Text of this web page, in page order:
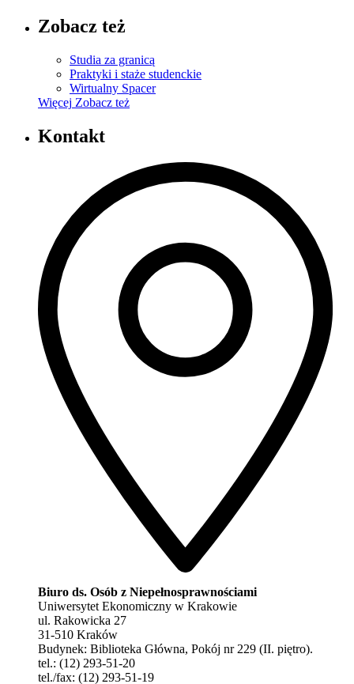
Zobacz też
Studia za granicą
Praktyki i staże studenckie
Wirtualny Spacer
Więcej Zobacz też
Kontakt
Biuro ds. Osób z Niepełnosprawnościami
Uniwersytet Ekonomiczny w Krakowie
ul. Rakowicka 27
31-510 Kraków
Budynek: Biblioteka Główna, Pokój nr 229 (II. piętro).
tel.: (12) 293-51-20
tel./fax: (12) 293-51-19